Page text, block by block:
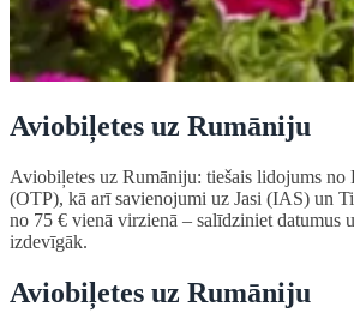
Aviobiļetes uz Rumāniju
Aviobiļetes uz Rumāniju: tiešais lidojums no
(OTP), kā arī savienojumi uz Jasi (IAS) un
no 75 € vienā virzienā – salīdziniet datumus
izdevīgāk.
Aviobiļetes uz Rumāniju